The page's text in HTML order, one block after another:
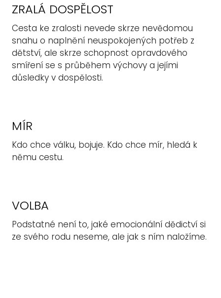
ZRALÁ DOSPĚLOST
Cesta ke zralosti nevede skrze nevědomou
snahu o naplnění neuspokojených potřeb z
dětství, ale skrze schopnost opravdového
smíření se s průběhem výchovy a jejími
důsledky v dospělosti.
MÍR
Kdo chce válku, bojuje. Kdo chce mír, hledá k
němu cestu.
VOLBA
Podstatné není to, jaké emocionální dědictví si
ze svého rodu neseme, ale jak s ním naložíme.